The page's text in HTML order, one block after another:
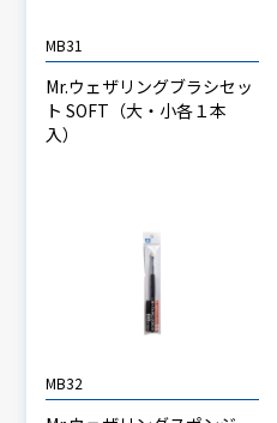
MB31
Mr.ウェザリングブラシセッ
ト SOFT（大・小各１本
入）
MB32